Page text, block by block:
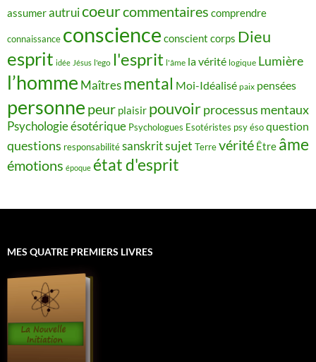
assumerautruicoeurcommentaires comprendre
connaissance conscience conscient corps Dieu
esprit idée Jésus l'ego l'esprit l'âme la vérité logique Lumière
l’homme Maîtres mental Moi-Idéalisé paix pensées
personne peur plaisir pouvoirprocessus mentaux
Psychologie ésotérique Psychologues Esotéristes psy ésoquestion
questions responsabilitésanskritsujet Terrevérité Être âme
émotions époque état d'esprit
MES QUATRE PREMIERS LIVRES